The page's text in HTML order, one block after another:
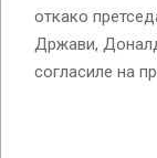
откако
Држави,
согласиле на